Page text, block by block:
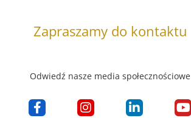
Zapraszamy do kontaktu
Odwiedź nasze media społecznościowe
F I L Y